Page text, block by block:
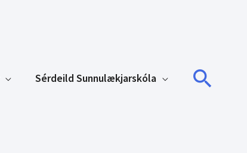
Sérdeild Sunnulækjarskóla